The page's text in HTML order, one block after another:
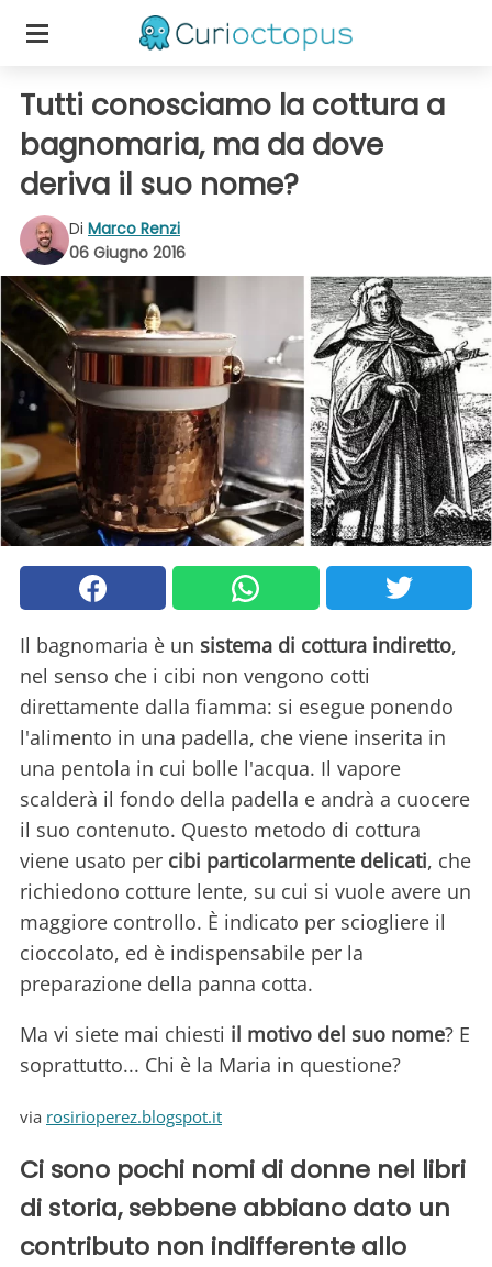
Tutti conosciamo la cottura a
bagnomaria, ma da dove
deriva il suo nome?
Di Marco Renzi
06 Giugno 2016
Il bagnomaria è un sistema di cottura indiretto,
nel senso che i cibi non vengono cotti
direttamente dalla fiamma: si esegue ponendo
l'alimento in una padella, che viene inserita in
una pentola in cui bolle l'acqua. Il vapore
scalderà il fondo della padella e andrà a cuocere
il suo contenuto. Questo metodo di cottura
viene usato per cibi particolarmente delicati, che
richiedono cotture lente, su cui si vuole avere un
maggiore controllo. È indicato per sciogliere il
cioccolato, ed è indispensabile per la
preparazione della panna cotta.
Ma vi siete mai chiesti il motivo del suo nome? E
soprattutto... Chi è la Maria in questione?
via rosirioperez.blogspot.it
Ci sono pochi nomi di donne nel libri
di storia, sebbene abbiano dato un
contributo non indifferente allo